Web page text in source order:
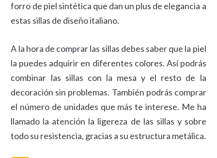
forro de piel sintética que dan un plus de elegancia a
estas sillas de diseño italiano.
A la hora de comprar las sillas debes saber que la piel
la puedes adquirir en diferentes colores. Así podrás
combinar las sillas con la mesa y el resto de la
decoración sin problemas. También podrás comprar
el número de unidades que más te interese. Me ha
llamado la atención la ligereza de las sillas y sobre
todo su resistencia, gracias a su estructura metálica.